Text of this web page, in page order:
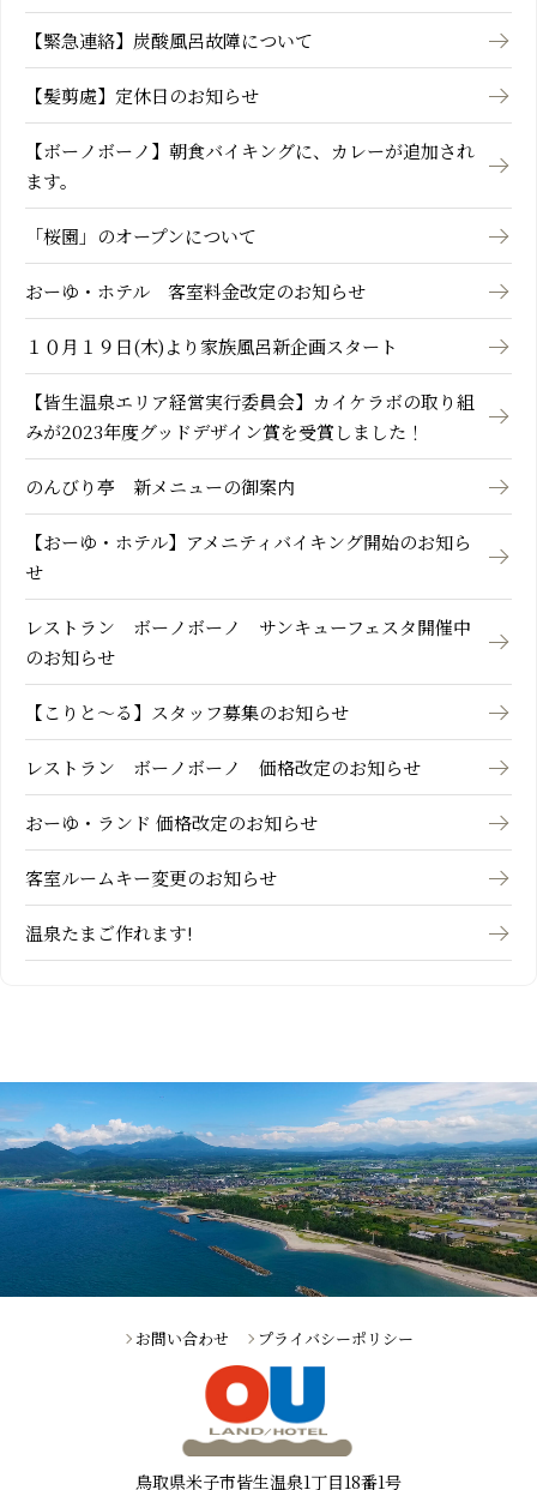
【緊急連絡】炭酸風呂故障について
【髪剪處】定休日のお知らせ
【ボーノボーノ】朝食バイキングに、カレーが追加され
ます。
「桜園」のオープンについて
おーゆ・ホテル 客室料金改定のお知らせ
１０月１９日(木)より家族風呂新企画スタート
【皆生温泉エリア経営実行委員会】カイケラボの取り組
みが2023年度グッドデザイン賞を受賞しました！
のんびり亭 新メニューの御案内
【おーゆ・ホテル】アメニティバイキング開始のお知ら
せ
レストラン ボーノボーノ サンキューフェスタ開催中
のお知らせ
【こりと～る】スタッフ募集のお知らせ
レストラン ボーノボーノ 価格改定のお知らせ
おーゆ・ランド 価格改定のお知らせ
客室ルームキー変更のお知らせ
温泉たまご作れます!
お問い合わせ プライバシーポリシー
鳥取県米子市皆生温泉1丁目18番1号